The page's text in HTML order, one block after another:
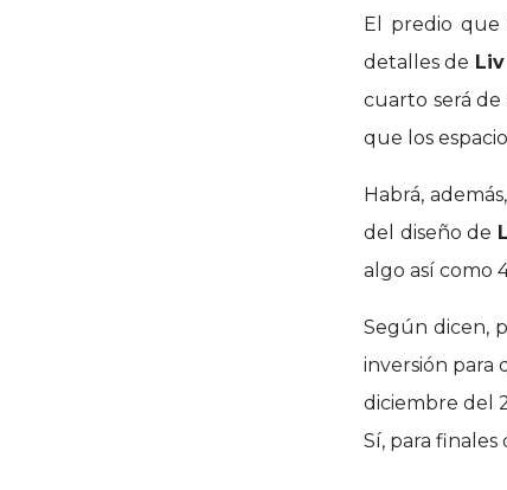
El predio que
detalles de
cuarto será de
que los
Habrá,
del diseño de
algo así como
Según dicen,
inversión para
diciembre del
Sí, para finales